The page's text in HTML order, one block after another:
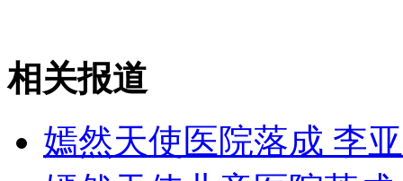
郭德纲回应“女版老郭”
美国防长印度行“销售武器”是重点
相关报道
嫣然天使医院落成 李